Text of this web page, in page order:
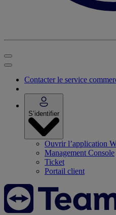
Contacter le service
S’identifier
Ouvrir l’application
Management Console
Ticket
Portail client